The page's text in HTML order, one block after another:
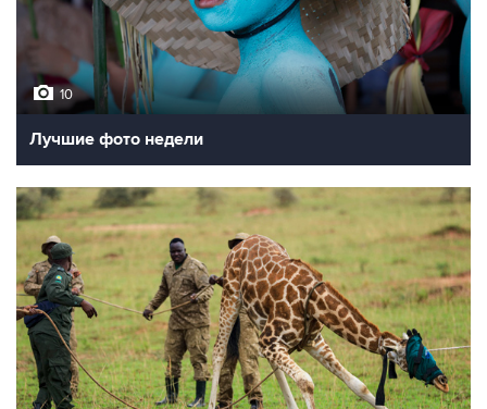
10
Лучшие фото недели